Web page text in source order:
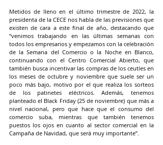
Metidos de lleno en el último trimestre de 2022, la
presidenta de la CECE nos habla de las previsiones que
existen de cara a este final de año, destacando que
“venimos trabajando en las últimas semanas con
todos los empresarios y empezamos con la celebración
de la Semana del Comercio o la Noche en Blanco,
continuando con el Centro Comercial Abierto, que
también busca incentivar las compras de los ceutíes en
los meses de octubre y noviembre que suele ser un
poco más bajo, motivo por el que realiza los sorteos
de los patinetes eléctricos. Además, tenemos
planteado el Black Friday (25 de noviembre) que más a
nivel nacional, pero que hace que el consumo del
comercio suba, mientras que también tenemos
puestos los ojos en cuanto al sector comercial en la
Campaña de Navidad, que será muy importante”.